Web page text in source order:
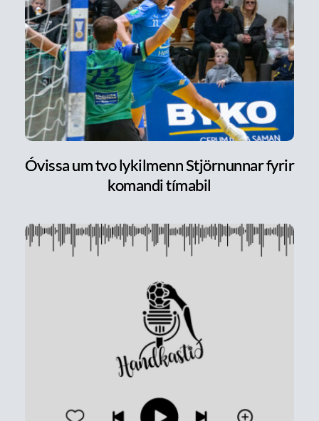
Óvissa um tvo lykilmenn Stjörnunnar fyrir
komandi tímabil